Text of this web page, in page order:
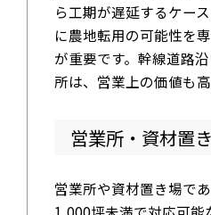
ら工期が遅延するケー
に農地転用の可能性を
が重要です。幹線道路
所は、営業上の価値も高
営業所・資材置
営業所や資材置き場で
1,000坪未満で対応可能